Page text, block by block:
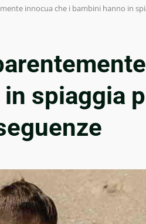
innocua che i bambini hanno in
spiaggia